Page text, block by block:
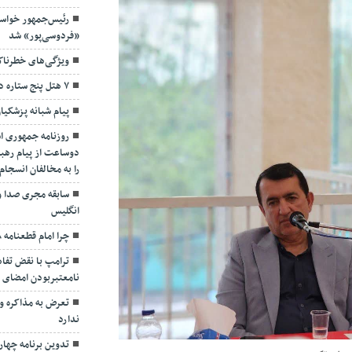
رئیس‌جمهور
«فردوسی‌پور» شد
ویژگی‌های
۷ هتل پنج ستاره در گیلان ساخته می‌شود
پیام شبانه
روزنامه
دوساعت از پیام
را به مخالفان
سابقه مجری صدا
انگلیس
چرا امام قطعنامه ۵۹۸ را پذیرفت؟/ ۲+۴ دلیل
ترامپ با نقض
نامعتبربودن
تعرض به مذاکره
ندارد
تدوین برنامه